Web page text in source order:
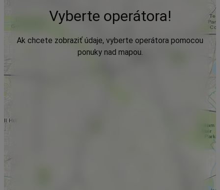
Vyberte operátora!
Ak chcete zobraziť údaje, vyberte operátora pomocou
ponuky nad mapou.